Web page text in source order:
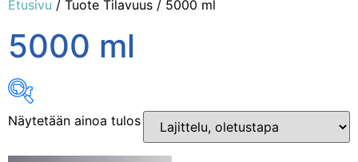
Etusivu / Tuote Tilavuus / 5000 ml
5000 ml
Osastot
Näytetään ainoa tulos